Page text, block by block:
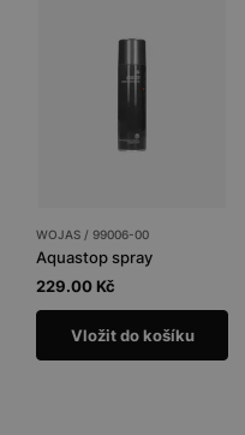
WOJAS / 99006-00
Aquastop spray
229.00 Kč
Vložit do košíku